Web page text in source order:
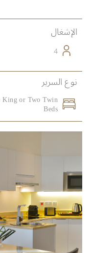
الإشغال
4
نوع السرير
King or Two Twin
Beds